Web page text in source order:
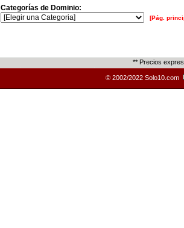
Categorías de Dominio:
[Pág.
** Precios
© 2002/2022 Solo10.com